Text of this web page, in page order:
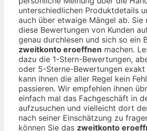
unterschiedlichen Produktdetails
auch über etwaige Mängel ab. Sie
diese Bewertungen von Kunden
genau durchlesen und sich so ein
zweitkonto eroeffnen machen.
dazu die 1-Stern-Bewertungen,
oder 5-Sterne-Bewertungen exakt
kann ihnen die aller Regel kein
passieren. Wir empfehlen ihnen
einfach mal das Fachgeschäft in
aufzusuchen und vielleicht dort
nach seiner Einschätzung zu
können Sie das zweitkonto